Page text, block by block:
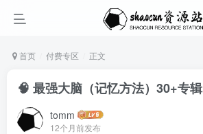
首页 付费专区 正文
🧠 最强大脑（记忆方法）30+专辑
tomm
12个月前发布